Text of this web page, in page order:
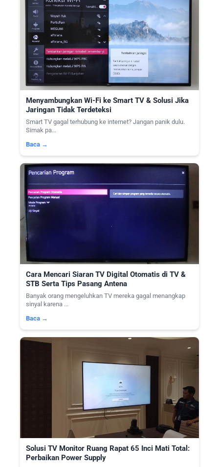
Menyambungkan Wi-Fi ke Smart TV & Solusi Jika
Jaringan Tidak Terdeteksi
Smart TV gagal terhubung ke internet? Jangan panik dulu.
Simak pa...
Baca →
Cara Mencari Siaran TV Digital Otomatis di TV &
STB Serta Tips Pasang Antena
Banyak orang mengeluhkan TV mereka gagal menangkap
sinyal karena ...
Baca →
Solusi TV Monitor Ruang Rapat 65 Inci Mati Total:
Perbaikan Power Supply